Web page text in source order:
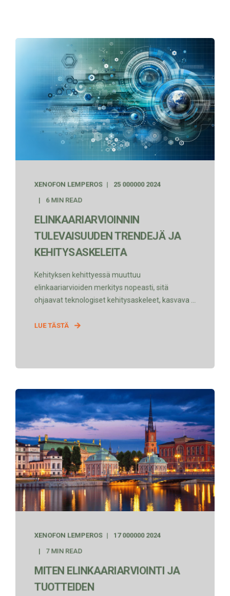
XENOFON LEMPEROS
25 000000 2024
6 MIN READ
ELINKAARIARVIOINNIN
TULEVAISUUDEN TRENDEJÄ JA
KEHITYSASKELEITA
Kehityksen kehittyessä muuttuu
elinkaariarvioiden merkitys nopeasti, sitä
ohjaavat teknologiset kehitysaskeleet, kasvava ...
LUE TÄSTÄ
XENOFON LEMPEROS
17 000000 2024
7 MIN READ
MITEN ELINKAARIARVIOINTI JA
TUOTTEIDEN